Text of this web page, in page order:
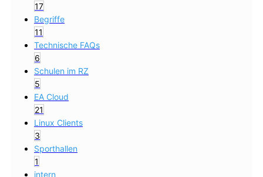
17
Begriffe
11
Technische FAQs
6
Schulen im RZ
5
EA Cloud
21
Linux Clients
3
Sporthallen
1
intern